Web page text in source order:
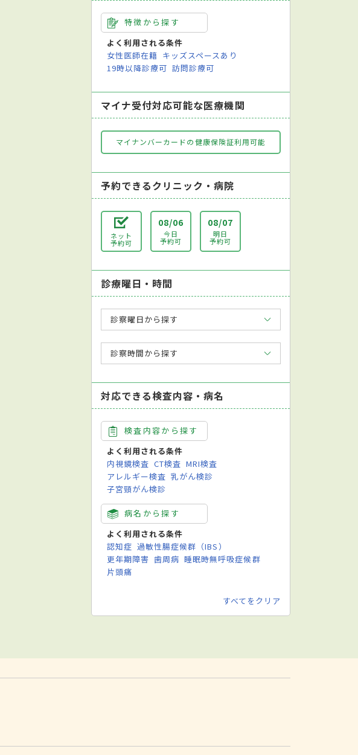
特徴から探す
よく利用される条件
女性医師在籍 キッズスペースあり
19時以降診療可 訪問診療可
マイナ受付対応可能な医療機関
マイナンバーカードの健康保険証利用可能
予約できるクリニック・病院
ネット
予約可
08/06
今日
予約可
08/07
明日
予約可
診療曜日・時間
診察曜日から探す
診察時間から探す
対応できる検査内容・病名
検査内容から探す
よく利用される条件
内視鏡検査 CT検査 MRI検査
アレルギー検査 乳がん検診
子宮頸がん検診
病名から探す
よく利用される条件
認知症 過敏性腸症候群（IBS）
更年期障害 歯周病 睡眠時無呼吸症候群
片頭痛
すべてをクリア